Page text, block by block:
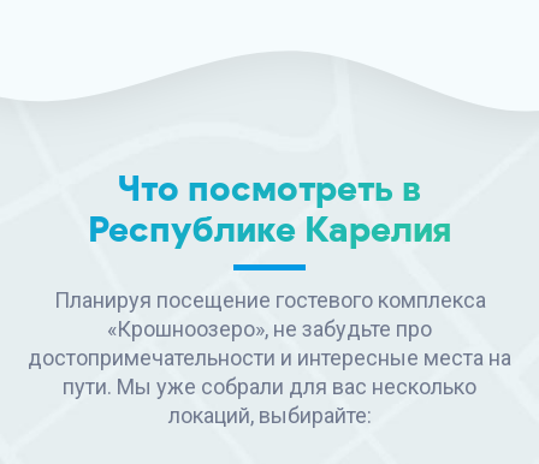
Что посмотреть в
Республике Карелия
Планируя посещение гостевого комплекса
«Крошноозеро», не забудьте про
достопримечательности и интересные места на
пути. Мы уже собрали для вас несколько
локаций, выбирайте: